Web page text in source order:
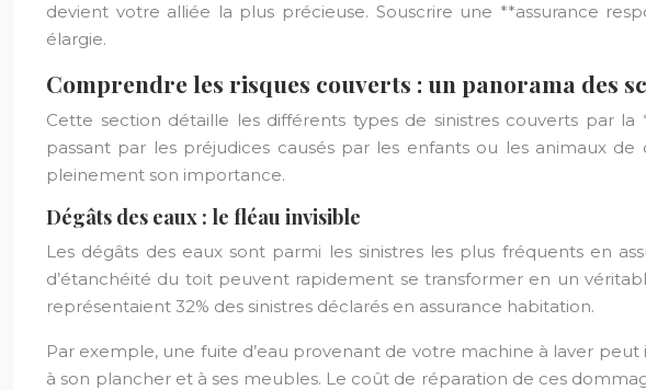
devient votre alliée la plus précieuse. Souscrire une **assurance
élargie.
Comprendre les risques couverts : un panorama des
Cette section détaille les différents types de sinistres couverts par
passant par les préjudices causés par les enfants ou les animaux
pleinement son importance.
Dégâts des eaux : le fléau invisible
Les dégâts des eaux sont parmi les sinistres les plus fréquents en
d’étanchéité du toit peuvent rapidement se transformer en un
représentaient 32% des sinistres déclarés en assurance habitation.
Par exemple, une fuite d’eau provenant de votre machine à laver
à son plancher et à ses meubles. Le coût de réparation de ces